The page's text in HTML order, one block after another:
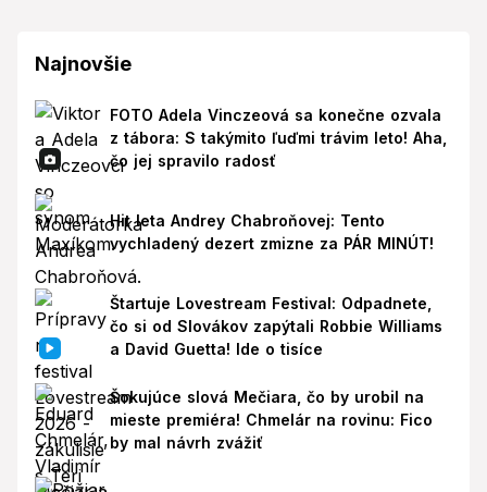
Najnovšie
FOTO Adela Vinczeová sa konečne ozvala
z tábora: S takýmito ľuďmi trávim leto! Aha,
čo jej spravilo radosť
Hit leta Andrey Chabroňovej: Tento
vychladený dezert zmizne za PÁR MINÚT!
Štartuje Lovestream Festival: Odpadnete,
čo si od Slovákov zapýtali Robbie Williams
a David Guetta! Ide o tisíce
Šokujúce slová Mečiara, čo by urobil na
mieste premiéra! Chmelár na rovinu: Fico
by mal návrh zvážiť